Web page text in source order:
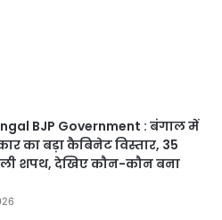
BJP Government : बंगाल में
का बड़ा कैबिनेट विस्तार, 35
ली शपथ, देखिए कौन-कौन बना